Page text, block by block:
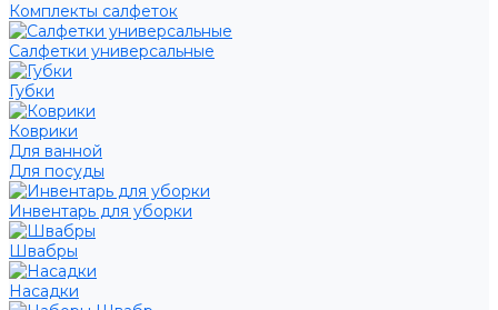
Комплекты салфеток
Салфетки универсальные
Губки
Коврики
Для ванной
Для посуды
Инвентарь для уборки
Швабры
Насадки